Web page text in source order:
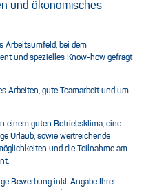
und ökonomisches
Arbeitsumfeld, bei dem
und spezielles Know-how gefragt
Arbeiten, gute Teamarbeit und um
einem guten Betriebsklima, eine
Urlaub, sowie weitreichende
und die Teilnahme am
Bewerbung inkl. Angabe Ihrer